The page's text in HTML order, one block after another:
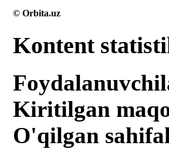
© Orbita.uz
Kontent
Kiritilgan
O'qilgan